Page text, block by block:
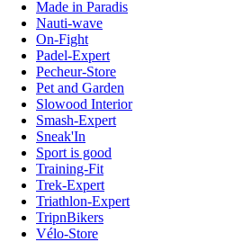
Made in Paradis
Nauti-wave
On-Fight
Padel-Expert
Pecheur-Store
Pet and Garden
Slowood Interior
Smash-Expert
Sneak'In
Sport is good
Training-Fit
Trek-Expert
Triathlon-Expert
TripnBikers
Vélo-Store